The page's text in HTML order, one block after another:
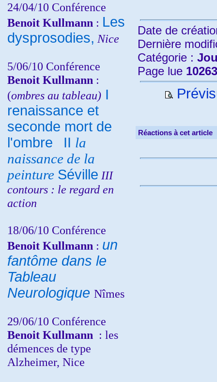
24/04/10 Conférence
Benoit Kullmann : Les
dysprosodies, Nice
5/06/10 Conférence
Benoit Kullmann :
(ombres au tableau) I
renaissance et
seconde mort de
l'ombre
II la
naissance de la
peinture Séville III
contours : le regard en
action
18/06/10 Conférence
Benoit Kullmann : un
fantôme dans le
Tableau
Neurologique Nîmes
29/06/10 Conférence
Benoit Kullmann : les
démences de type
Alzheimer, Nice
Date de
Dernière
Catégorie :
Page lue
Réactions à cet article